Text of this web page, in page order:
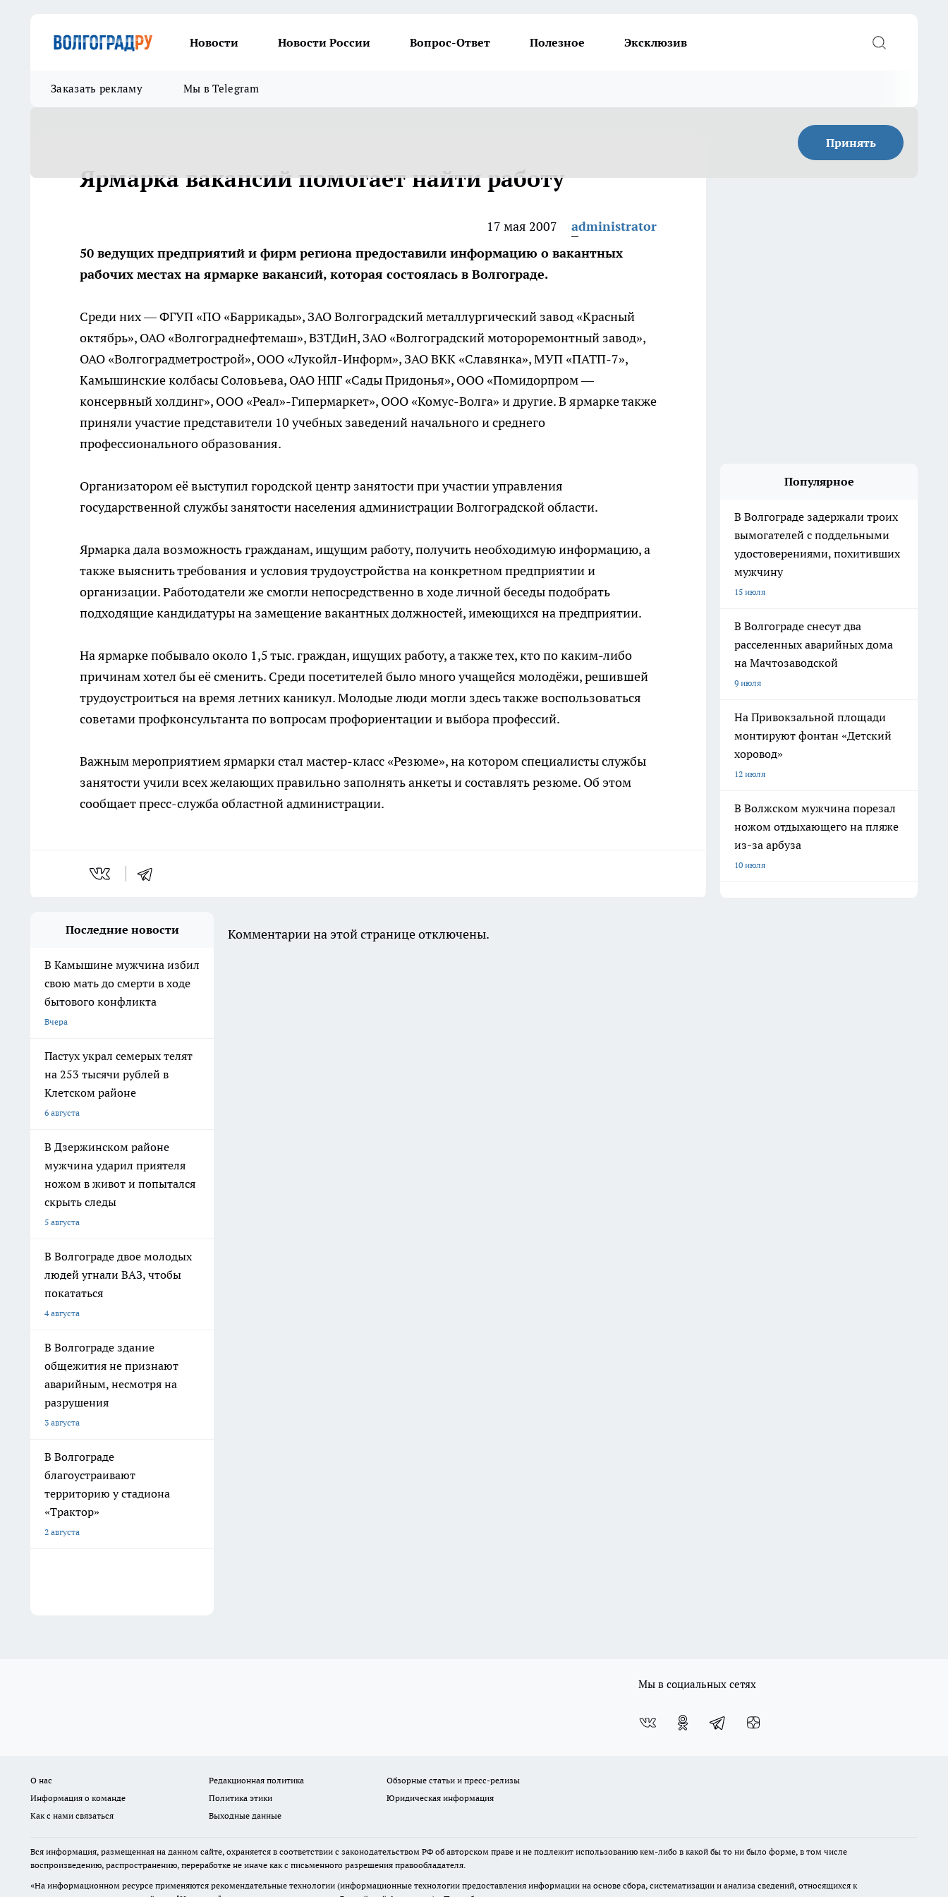
Новости Новости России Вопрос-Ответ Полезное Эксклюзив
Заказать рекламу Мы в Telegram
Принять
Ярмарка вакансий помогает найти работу
17 мая 2007
administrator
50 ведущих предприятий и фирм региона предоставили информацию о вакантных
рабочих местах на ярмарке вакансий, которая состоялась в Волгограде.
Среди них — ФГУП «ПО «Баррикады», ЗАО Волгоградский металлургический завод «Красный
октябрь», ОАО «Волгограднефтемаш», ВЗТДиН, ЗАО «Волгоградский мотороремонтный завод»,
ОАО «Волгоградметрострой», ООО «Лукойл-Информ», ЗАО ВКК «Славянка», МУП «ПАТП-7»,
Камышинские колбасы Соловьева, ОАО НПГ «Сады Придонья», ООО «Помидорпром —
консервный холдинг», ООО «Реал»-Гипермаркет», ООО «Комус-Волга» и другие. В ярмарке также
приняли участие представители 10 учебных заведений начального и среднего
профессионального образования.
Организатором её выступил городской центр занятости при участии управления
государственной службы занятости населения администрации Волгоградской области.
Ярмарка дала возможность гражданам, ищущим работу, получить необходимую информацию, а
также выяснить требования и условия трудоустройства на конкретном предприятии и
организации. Работодатели же смогли непосредственно в ходе личной беседы подобрать
подходящие кандидатуры на замещение вакантных должностей, имеющихся на предприятии.
На ярмарке побывало около 1,5 тыс. граждан, ищущих работу, а также тех, кто по каким-либо
причинам хотел бы её сменить. Среди посетителей было много учащейся молодёжи, решившей
трудоустроиться на время летних каникул. Молодые люди могли здесь также воспользоваться
советами профконсультанта по вопросам профориентации и выбора профессий.
Важным мероприятием ярмарки стал мастер-класс «Резюме», на котором специалисты службы
занятости учили всех желающих правильно заполнять анкеты и составлять резюме. Об этом
сообщает пресс-служба областной администрации.
Популярное
В Волгограде задержали троих
вымогателей с поддельными
удостоверениями, похитивших
мужчину
15 июля
В Волгограде снесут два
расселенных аварийных дома
на Мачтозаводской
9 июля
На Привокзальной площади
монтируют фонтан «Детский
хоровод»
12 июля
В Волжском мужчина порезал
ножом отдыхающего на пляже
из-за арбуза
10 июля
Последние новости
В Камышине мужчина избил
свою мать до смерти в ходе
бытового конфликта
Вчера
Пастух украл семерых телят
на 253 тысячи рублей в
Клетском районе
6 августа
В Дзержинском районе
мужчина ударил приятеля
ножом в живот и попытался
скрыть следы
5 августа
В Волгограде двое молодых
людей угнали ВАЗ, чтобы
покататься
4 августа
В Волгограде здание
общежития не признают
аварийным, несмотря на
разрушения
3 августа
В Волгограде
благоустраивают
территорию у стадиона
«Трактор»
2 августа
Комментарии на этой странице отключены.
Мы в социальных сетях
О нас Редакционная политика
Обзорные статьи и пресс-релизы
Информация о команде
Политика этики
Юридическая информация
Как с нами связаться
Выходные данные
Вся информация, размещенная на данном сайте, охраняется в соответствии с законодательством РФ об авторском праве и не подлежит использованию кем-либо в какой бы то ни было форме, в том числе
воспроизведению, распространению, переработке не иначе как с письменного разрешения правообладателя.
«На информационном ресурсе применяются рекомендательные технологии (информационные технологии предоставления информации на основе сбора, систематизации и анализа сведений, относящихся к